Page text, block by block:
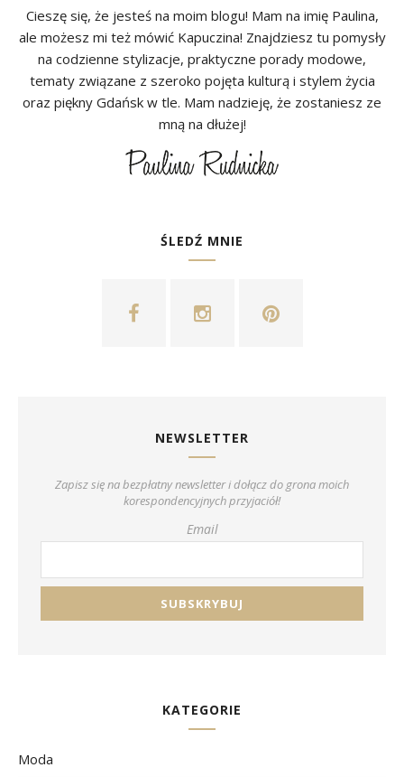
Cieszę się, że jesteś na moim blogu! Mam na imię Paulina,
ale możesz mi też mówić Kapuczina! Znajdziesz tu pomysły
na codzienne stylizacje, praktyczne porady modowe,
tematy związane z szeroko pojęta kulturą i stylem życia
oraz piękny Gdańsk w tle. Mam nadzieję, że zostaniesz ze
mną na dłużej!
ŚLEDŹ MNIE
NEWSLETTER
Zapisz się na bezpłatny newsletter i dołącz do grona moich
korespondencyjnych przyjaciół!
Email
KATEGORIE
Moda